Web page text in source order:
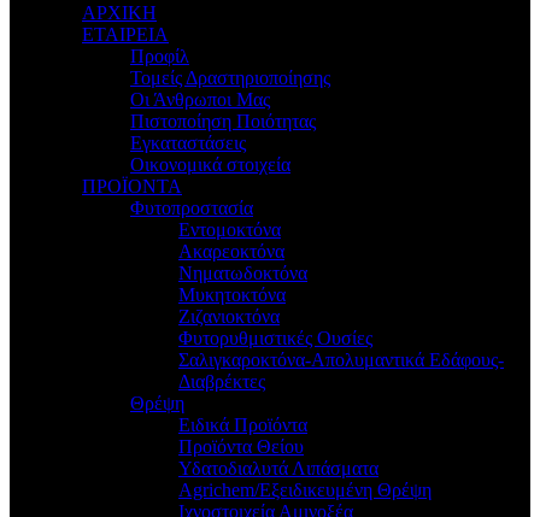
ΑΡΧΙΚΗ
ΕΤΑΙΡΕΙΑ
Προφίλ
Τομείς Δραστηριοποίησης
Οι Άνθρωποι Μας
Πιστοποίηση Ποιότητας
Εγκαταστάσεις
Οικονομικά στοιχεία
ΠΡΟΪΟΝΤΑ
Φυτοπροστασία
Εντομοκτόνα
Ακαρεοκτόνα
Νηματωδοκτόνα
Μυκητοκτόνα
Ζιζανιοκτόνα
Φυτορυθμιστικές Ουσίες
Σαλιγκαροκτόνα-Απολυμαντικά Εδάφους-
Διαβρέκτες
Θρέψη
Ειδικά Προϊόντα
Προϊόντα Θείου
Υδατοδιαλυτά Λιπάσματα
Agrichem/Εξειδικευμένη Θρέψη
Ιχνοστοιχεία Αμινοξέα